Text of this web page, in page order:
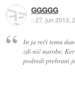
GGGGG
::27. jun 2013,
In ja reči temu
zdi nič narobe.
podredi prehrani